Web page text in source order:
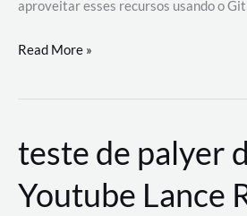
aproveitar esses recursos usando o
GitHub
revoluciona
de
trabalho
com
Read More »
teste de palyer
Youtube Lance